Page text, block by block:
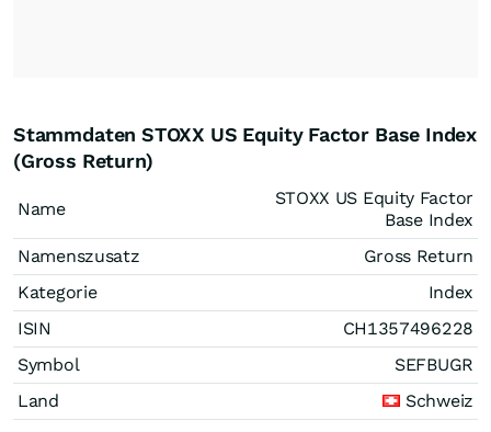
Stammdaten STOXX US Equity Factor Base Index
(Gross Return)
Name
STOXX US Equity Factor
Base Index
Namenszusatz
Gross Return
Kategorie
Index
ISIN
CH1357496228
Symbol
SEFBUGR
Land
Schweiz